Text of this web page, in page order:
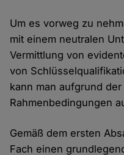
Um es vorweg zu
mit einem neutralen
Vermittlung von
von
kann man aufgrund
Rahmenbedingungen
Gemäß dem ersten
Fach einen